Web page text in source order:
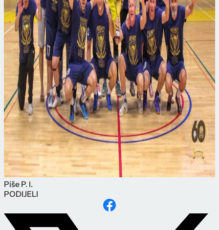
Piše P. I.
PODIJELI